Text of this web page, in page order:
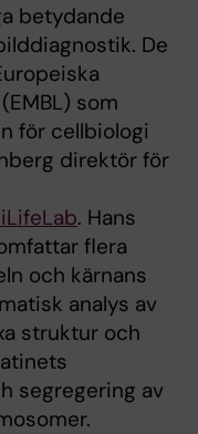
betydande
De
som
för cellbiologi
direktör för
. Hans
flera
och kärnans
analys av
struktur och
segregering av